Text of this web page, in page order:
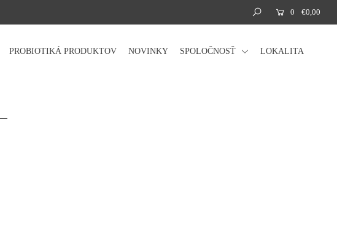
0 €0,00
PROBIOTIKÁ PRODUKTOV NOVINKY SPOLOČNOSŤ LOKALITA